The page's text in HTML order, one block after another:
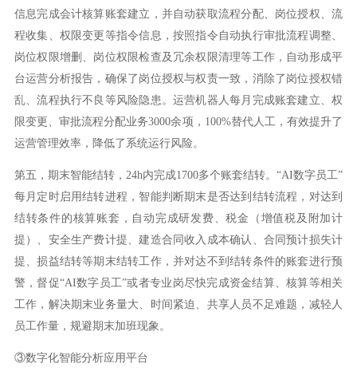
信息完成会计核算账套建立，并自动获取流程分配、岗位授权、流
程收集、权限变更等指令信息，按照指令自动执行审批流程调整、
岗位权限增删、岗位权限检查及冗余权限清理等工作，自动形成平
台运营分析报告，确保了岗位授权与权责一致，消除了岗位授权错
乱、流程执行不良等风险隐患。运营机器人每月完成账套建立、权
限变更、审批流程分配业务3000余项，100%替代人工，有效提升了
运营管理效率，降低了系统运行风险。
第五，期末智能结转，24h内完成1700多个账套结转。“AI数字员工”
每月定时启用结转进程，智能判断期末是否达到结转流程，对达到
结转条件的核算账套，自动完成研发费、税金（增值税及附加计
提）、安全生产费计提、建造合同收入成本确认、合同预计损失计
提、损益结转等期末结转工作，并对达不到结转条件的账套进行预
警，督促“AI数字员工”或者专业岗尽快完成资金结算、核算等相关
工作，解决期末业务量大、时间紧迫、共享人员不足难题，减轻人
员工作量，规避期末加班现象。
③数字化智能分析应用平台